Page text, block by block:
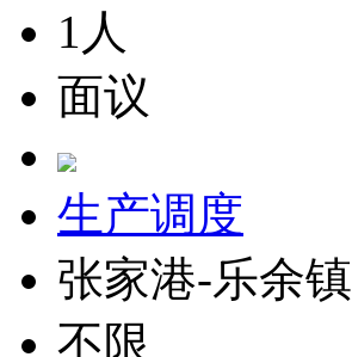
1人
面议
生产调度
张家港-乐余镇
不限